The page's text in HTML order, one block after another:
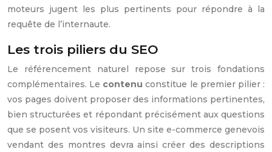
moteurs jugent les plus pertinents pour répondre à la
requête de l’internaute.
Les trois piliers du SEO
Le référencement naturel repose sur trois fondations
complémentaires. Le contenu constitue le premier pilier :
vos pages doivent proposer des informations pertinentes,
bien structurées et répondant précisément aux questions
que se posent vos visiteurs. Un site e-commerce genevois
vendant des montres devra ainsi créer des descriptions